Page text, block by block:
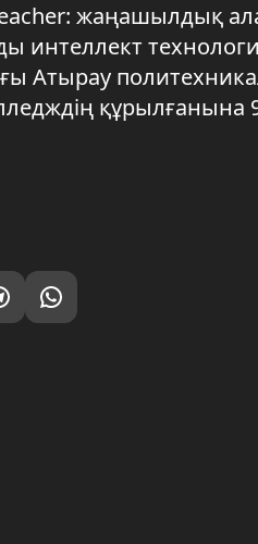
жаңашылдық
интеллект
Атырау